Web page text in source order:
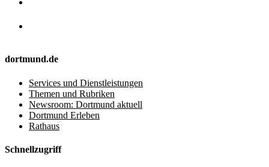
dortmund.de
Services und Dienstleistungen
Themen und Rubriken
Newsroom: Dortmund aktuell
Dortmund Erleben
Rathaus
Schnellzugriff